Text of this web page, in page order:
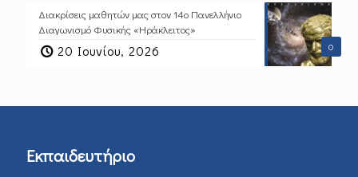
0
Διακρίσεις μαθητών μας στον 14ο Πανελλήνιο
Διαγωνισμό Φυσικής «Ηράκλειτος»
20 Ιουνίου, 2026
Εκπαιδευτήριο